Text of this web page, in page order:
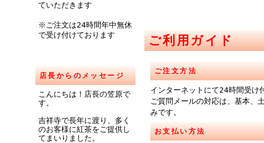
ていただきます
※ご注文は24時間年中無休
で受け付けております
店長からのメッセージ
こんにちは！店長の笠原で
す。
吉祥寺で長年に渡り、多く
のお客様に紅茶をご提供し
てまいりました。
ご利用ガイド
ご注文方法
インターネットにて24時間受け
ご質問メールの対応は、基本、
みです。
お支払い方法